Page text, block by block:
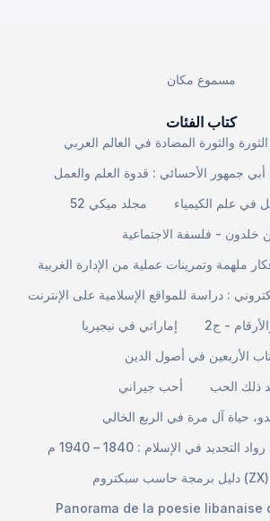
مسموع مكان
كتاب الفئات
والثورة المضادة في العالم العربي
جمهور الأحسائي : قدوة العلم والعمل
مجلد ميكي 52
في علم الكيمياء
خلدون - فلسفة الاجتماعية
ملهمة وتمرينات عملية من الإدارة الغربية
: دراسة للمواقع الإسلامية على الإنترنت
إماراتي في نيجيريا
- ج2
الأربعين في أصول الدين
أحب جيراني
ذلك الحب
حياة آل مرة في الربع الخالي
رواد التجديد في الإسلام : 1840 – 1940 م
Panorama de la poesie libanaise